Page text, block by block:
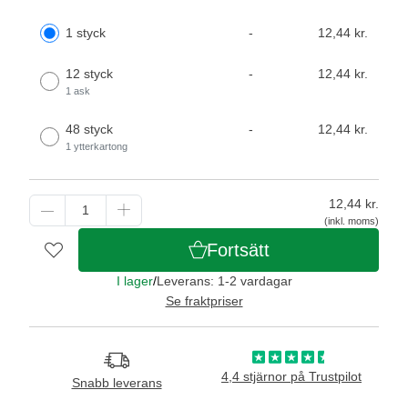
1 styck - 12,44 kr.
12 styck
1 ask
- 12,44 kr.
48 styck
1 ytterkartong
- 12,44 kr.
12,44 kr.
(inkl. moms)
Fortsätt
I lager/Leverans: 1-2 vardagar
Se fraktpriser
Snabb leverans 4,4 stjärnor på Trustpilot